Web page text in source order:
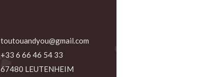
toutouandyou@gmail.com
+33 6 66 46 54 33
67480 LEUTENHEIM